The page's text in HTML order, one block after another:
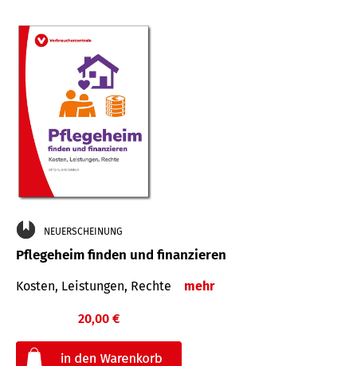
NEUERSCHEINUNG
Pflegeheim finden und finanzieren
Kosten, Leistungen, Rechte mehr
20,00 €